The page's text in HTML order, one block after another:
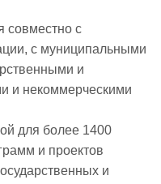
совместно с
с муниципальными
и
и некоммерческими
для более 1400
и проектов
и